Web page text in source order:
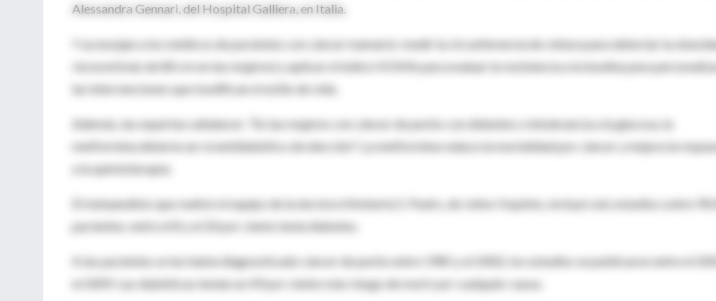
Alessandra Gennari, del Hospital Galliera, en Italia.
Y aconsejan a los médicos de pacientes con cáncer mamario: medir la circunferencia de cintura para detectar la
visceral (más de 80 cm en las mujeres) y aplicar el índice HOMA para evaluar la resistencia a la insulina para
las intervenciones que modifican el estilo de vida.
Además, las expertas señalaron: "En las mujeres con cáncer de pecho con diabetes o intolerancia a la glucosa, la
metformina debería ser el antidiabético de elección". La metformina reduce la mortalidad por cáncer y mejora la
a la quimioterapia.
El metaanálisis que realizó el equipo de la doctora Kimberly S. Peairs, de Johns Hopkins, incluyó seis estudios sobre
pacientes; entre el 8 y el 20 por ciento tenía diabetes.
A las pacientes se les había diagnosticado cáncer de pecho entre 1985 y el 2002; los estudios se publicaron entre el
el 2009. Las diabéticas tenían un 49 por ciento más riesgo de morir por cualquier causa.